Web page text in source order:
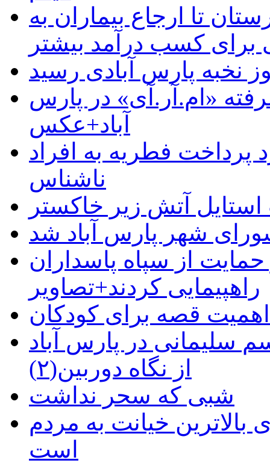
تا ارجاع بیماران به
کسب درآمد بیشتر
نخبه پارس آبادی رسید
«ام.آر.آی» در پارس
آباد+عکس
پرداخت فطریه به افراد
ناشناس
آتش زیر خاکستر
شهر پارس آباد شد
از سپاه پاسداران
راهپیمایی کردند+تصاویر
سلیمانی در پارس آباد
از نگاه دوربین(۲)
شبی که سحر نداشت
خیانت به مردم
است